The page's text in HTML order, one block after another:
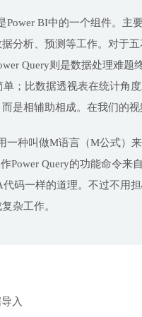
Power BI中的一个组件。
分析、预测等工作。对于
Query则是数据处理难
；比数据透视表在统计角
是相辅助相成。在我们的
一种叫做M语言（M公式）
Power Query的功能命令来
码一样的道理。不过不用
杂工作。
入